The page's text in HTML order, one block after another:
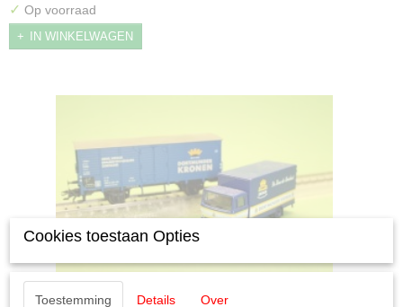
✓ Op voorraad
IN WINKELWAGEN
Märklin 48631 Intermodelbau 2011 "Dortmunder
Cookies toestaan Opties
Toestemming Details Over